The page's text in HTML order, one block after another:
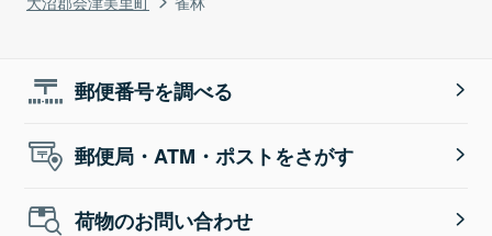
郵便番号を調べる
郵便局・ATM・ポストをさがす
荷物のお問い合わせ